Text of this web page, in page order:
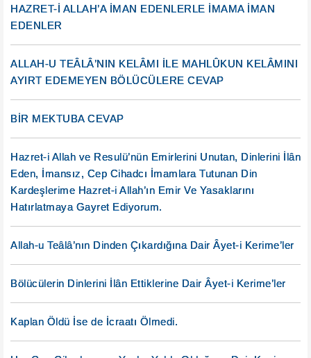
HAZRET-İ ALLAH’A İMAN EDENLERLE İMAMA İMAN
EDENLER
ALLAH-U TEÂLÂ’NIN KELÂMI İLE MAHLÛKUN KELÂMINI
AYIRT EDEMEYEN BÖLÜCÜLERE CEVAP
BİR MEKTUBA CEVAP
Hazret-i Allah ve Resulü’nün Emirlerini Unutan, Dinlerini İlân
Eden, İmansız, Cep Cihadcı İmamlara Tutunan Din
Kardeşlerime Hazret-i Allah’ın Emir Ve Yasaklarını
Hatırlatmaya Gayret Ediyorum.
Allah-u Teâlâ’nın Dinden Çıkardığına Dair Âyet-i Kerime’ler
Bölücülerin Dinlerini İlân Ettiklerine Dair Âyet-i Kerime’ler
Kaplan Öldü İse de İcraatı Ölmedi.